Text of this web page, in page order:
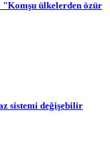
"Komşu ülkelerden özür
sistemi değişebilir